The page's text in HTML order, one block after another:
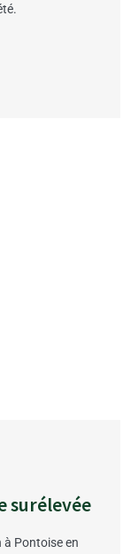
surélevée
à Pontoise en